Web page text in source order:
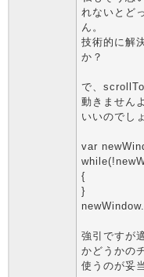
れないとど
ん。
技術的に解
か？
で、
動きません
いいのでし
var
{
}
強引ですが
かどうかの
使うのが妥